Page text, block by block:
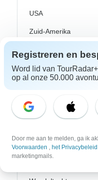
USA
Zuid-Amerika
Top
Fiets Rondreizen
Riviercruises
Registreren en
Word lid van
op al onze 50.000
Door me aan te melden, ga ik
Voorwaarden , het Privacybeleid
marketingmails.